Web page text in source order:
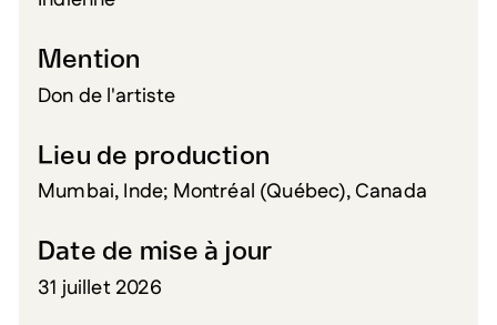
Mention
Don de l'artiste
Lieu de production
Mumbai, Inde; Montréal (Québec), Canada
Date de mise à jour
31 juillet 2026